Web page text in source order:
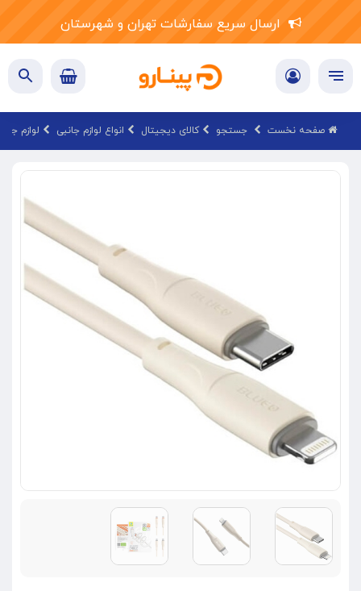
ارسال سریع سفارشات تهران و شهرستان
صفحه نخست جستجو کالای دیجیتال انواع لوازم جانبی لوازم